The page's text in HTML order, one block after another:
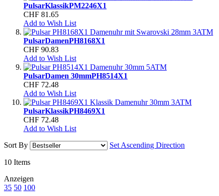
PulsarKlassikPM2246X1
CHF 81.65
Add to Wish List
PulsarDamenPH8168X1
CHF 90.83
Add to Wish List
PulsarDamen 30mmPH8514X1
CHF 72.48
Add to Wish List
PulsarKlassikPH8469X1
CHF 72.48
Add to Wish List
Sort By
Set Ascending Direction
10 Items
Anzeigen
35 50 100